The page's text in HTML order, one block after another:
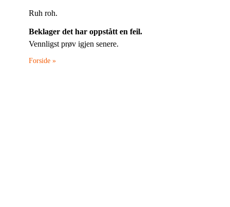
Ruh roh.
Beklager det har oppstått en feil.
Vennligst prøv igjen senere.
Forside »